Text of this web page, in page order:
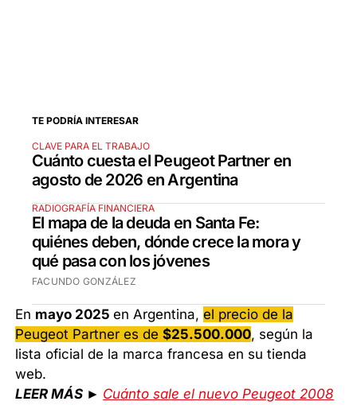
TE PODRÍA INTERESAR
CLAVE PARA EL TRABAJO
Cuánto cuesta el Peugeot Partner en
agosto de 2026 en Argentina
RADIOGRAFÍA FINANCIERA
El mapa de la deuda en Santa Fe:
quiénes deben, dónde crece la mora y
qué pasa con los jóvenes
FACUNDO GONZÁLEZ
En mayo 2025en Argentina,el precio de la
Peugeot Partner es de$25.500.000, según la
lista oficial de la marca francesa en su tienda
web.
LEER MÁS ► Cuánto sale el nuevo Peugeot 2008